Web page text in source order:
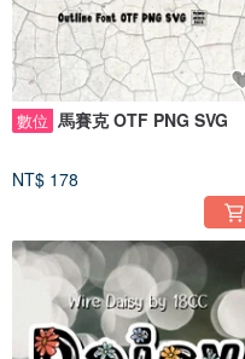
數位 馬賽克 OTF PNG SVG
NT$ 178